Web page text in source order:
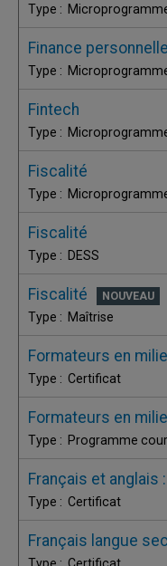
Finance personnelle
Fintech
Fiscalité
Fiscalité
DESS
Fiscalité
Maîtrise
Formateurs en
Certificat
Formateurs en
Programme
Français et anglais
Certificat
Français langue
Certificat